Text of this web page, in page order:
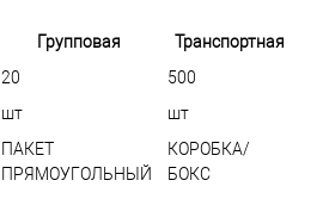
Групповая
Транспортная
20
500
шт шт
ПАКЕТ
ПРЯМОУГОЛЬНЫЙ
КОРОБКА/
БОКС